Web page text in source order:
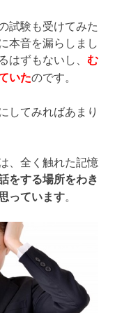
試験も受けてみた
本音を漏らしまし
はずもないし、 む
いたのです。
してみればあまり
、全く触れた記憶
をする場所をわき
っています。